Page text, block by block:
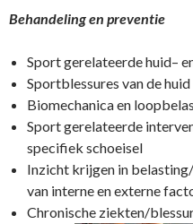
Behandeling en preventie
Sport gerelateerde huid–
Sportblessures van de huid
Biomechanica en
Sport gerelateerde
specifiek schoeisel
Inzicht krijgen in
van interne en externe
Chronische ziekten/